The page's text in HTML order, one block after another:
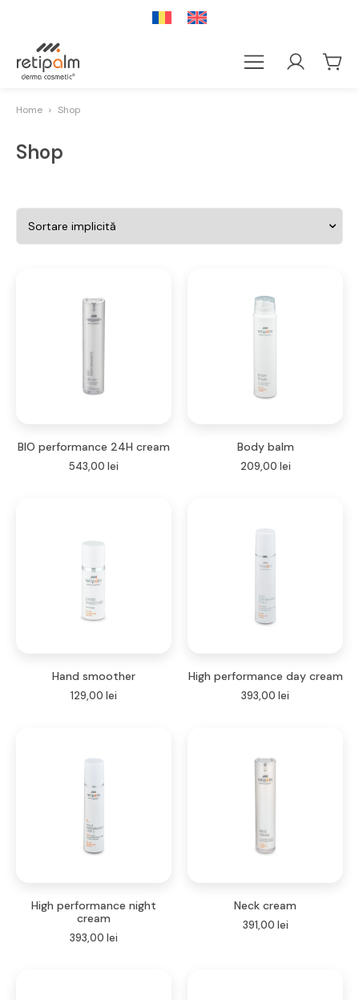
Home Shop
Shop
BIO performance 24H cream
543,00 lei
Body balm
209,00 lei
Hand smoother
129,00 lei
High performance day cream
393,00 lei
High performance night
cream
393,00 lei
Neck cream
391,00 lei